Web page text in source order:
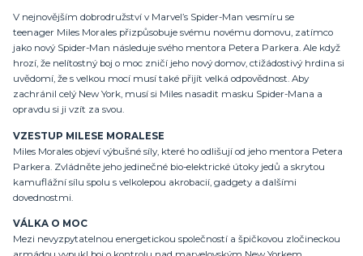
V nejnovějším dobrodružství v Marvel’s Spider-Man vesmíru se
teenager Miles Morales přizpůsobuje svému novému domovu, zatímco
jako nový Spider-Man následuje svého mentora Petera Parkera. Ale když
hrozí, že nelítostný boj o moc zničí jeho nový domov, ctižádostivý hrdina si
uvědomí, že s velkou mocí musí také přijít velká odpovědnost. Aby
zachránil celý New York, musí si Miles nasadit masku Spider-Mana a
opravdu si ji vzít za svou.
VZESTUP MILESE MORALESE
Miles Morales objeví výbušné síly, které ho odlišují od jeho mentora Petera
Parkera. Zvládněte jeho jedinečné bio-elektrické útoky jedů a skrytou
kamuflážní sílu spolu s velkolepou akrobacií, gadgety a dalšími
dovednostmi.
VÁLKA O MOC
Mezi nevyzpytatelnou energetickou společností a špičkovou zločineckou